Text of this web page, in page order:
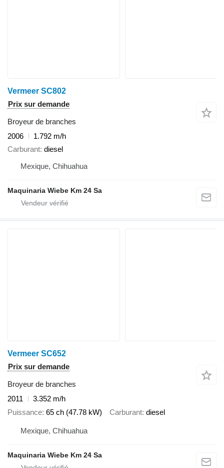
Vermeer SC802
Prix sur demande
Broyeur de branches
2006
1.792 m/h
Carburant diesel
Mexique, Chihuahua
Maquinaria Wiebe Km 24 Sa
Vermeer SC652
Prix sur demande
Broyeur de branches
2011
3.352 m/h
Puissance 65 ch (47.78 kW) Carburant diesel
Mexique, Chihuahua
Maquinaria Wiebe Km 24 Sa